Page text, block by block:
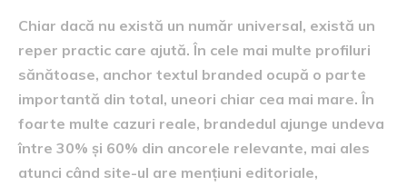
Chiar dacă nu există un număr universal, există un
reper practic care ajută. În cele mai multe profiluri
sănătoase, anchor textul branded ocupă o parte
importantă din total, uneori chiar cea mai mare. În
foarte multe cazuri reale, brandedul ajunge undeva
între 30% și 60% din ancorele relevante, mai ales
atunci când site-ul are mențiuni editoriale,